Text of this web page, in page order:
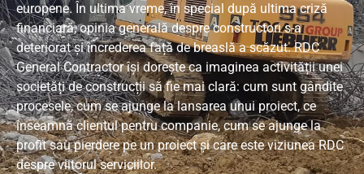
europene. În ultima vreme, în special după ultima criză
financiară, opinia generală despre constructori s-a
deteriorat și încrederea față de breaslă a scăzut. RDC
General Contractor își dorește ca imaginea activității unei
societăți de construcții să fie mai clară: cum sunt gândite
procesele, cum se ajunge la lansarea unui proiect, ce
înseamnă clientul pentru companie, cum se ajunge la
profit sau pierdere pe un proiect și care este viziunea RDC
despre viitorul serviciilor.